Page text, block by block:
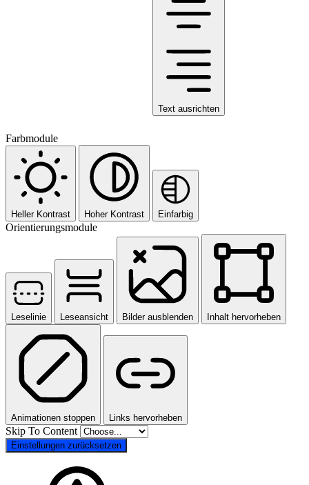
Text ausrichten
Farbmodule
Heller Kontrast Hoher Kontrast Einfarbig
Orientierungsmodule
Leselinie Leseansicht Bilder ausblenden Inhalt hervorheben
Animationen stoppen Links hervorheben
Skip To Content
Einstellungen zurücksetzen